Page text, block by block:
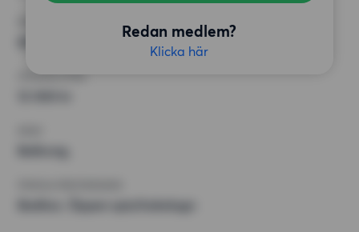
Redan medlem?
Klicka här
MINST ANTAL KVADRATMETER
HÖGSTA HYRA